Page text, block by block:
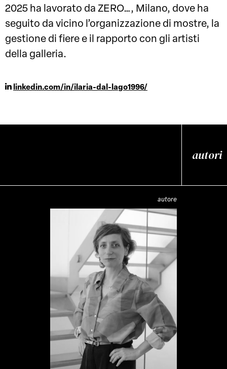
2025 ha lavorato da ZERO…, Milano, dove ha
seguito da vicino l’organizzazione di mostre, la
gestione di fiere e il rapporto con gli artisti
della galleria.
linkedin.com/in/ilaria-dal-lago1996/
autori
autore